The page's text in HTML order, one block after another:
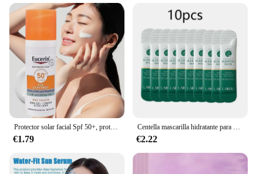
Protector solar facial Spf 50+, protector solar refrescante con control de aceite, isola eficazmente los rayos ultravioleta, protege el bloqueador solar, cara y cuerpo
€1.79
Centella mascarilla hidratante para dormir, reparación nutritiva profunda después de la exposición al sol, cuidado de la piel Facial, 20 Uds./10 Uds.
€2.22